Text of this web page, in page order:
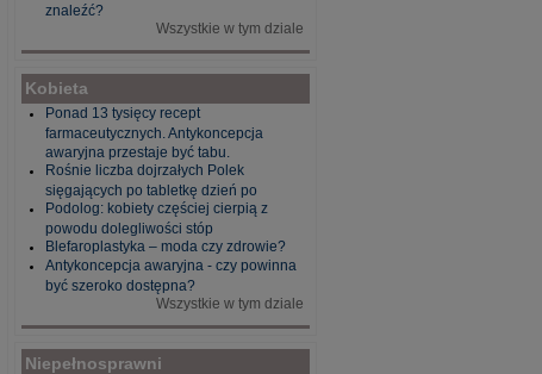
znaleźć?
Wszystkie w tym dziale
Kobieta
Ponad 13 tysięcy recept
farmaceutycznych. Antykoncepcja
awaryjna przestaje być tabu.
Rośnie liczba dojrzałych Polek
sięgających po tabletkę dzień po
Podolog: kobiety częściej cierpią z
powodu dolegliwości stóp
Blefaroplastyka – moda czy zdrowie?
Antykoncepcja awaryjna - czy powinna
być szeroko dostępna?
Wszystkie w tym dziale
Niepełnosprawni